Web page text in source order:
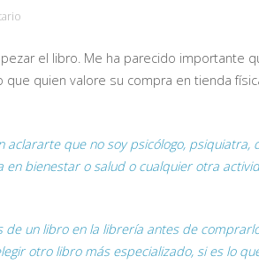
el libro. Me ha parecido importante
quien valore su compra en tienda
que no soy psicólogo, psiquiatra,
bienestar o salud o cualquier otra
de un libro en la librería antes de
otro libro más especializado, si es lo